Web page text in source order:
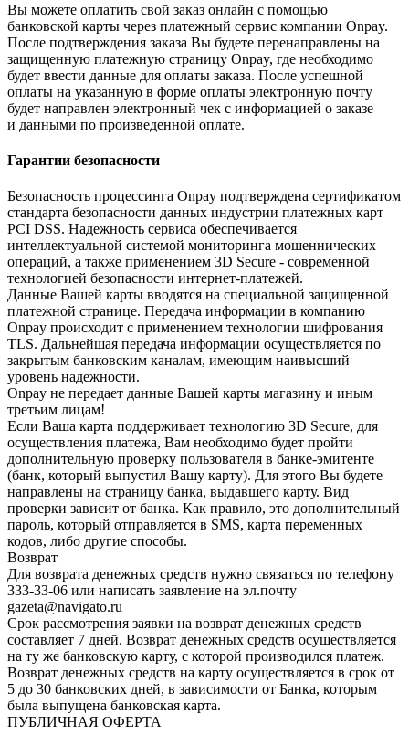
Вы можете оплатить свой заказ онлайн с помощью
банковской карты через платежный сервис компании Onpay.
После подтверждения заказа Вы будете перенаправлены на
защищенную платежную страницу Onpay, где необходимо
будет ввести данные для оплаты заказа. После успешной
оплаты на указанную в форме оплаты электронную почту
будет направлен электронный чек с информацией о заказе
и данными по произведенной оплате.
Гарантии безопасности
Безопасность процессинга Onpay подтверждена сертификатом
стандарта безопасности данных индустрии платежных карт
PCI DSS. Надежность сервиса обеспечивается
интеллектуальной системой мониторинга мошеннических
операций, а также применением 3D Secure - современной
технологией безопасности интернет-платежей.
Данные Вашей карты вводятся на специальной защищенной
платежной странице. Передача информации в компанию
Onpay происходит с применением технологии шифрования
TLS. Дальнейшая передача информации осуществляется по
закрытым банковским каналам, имеющим наивысший
уровень надежности.
Onpay не передает данные Вашей карты магазину и иным
третьим лицам!
Если Ваша карта поддерживает технологию 3D Secure, для
осуществления платежа, Вам необходимо будет пройти
дополнительную проверку пользователя в банке-эмитенте
(банк, который выпустил Вашу карту). Для этого Вы будете
направлены на страницу банка, выдавшего карту. Вид
проверки зависит от банка. Как правило, это дополнительный
пароль, который отправляется в SMS, карта переменных
кодов, либо другие способы.
Возврат
Для возврата денежных средств нужно связаться по телефону
333-33-06 или написать заявление на эл.почту
gazeta@navigato.ru
Срок рассмотрения заявки на возврат денежных средств
составляет 7 дней. Возврат денежных средств осуществляется
на ту же банковскую карту, с которой производился платеж.
Возврат денежных средств на карту осуществляется в срок от
5 до 30 банковских дней, в зависимости от Банка, которым
была выпущена банковская карта.
ПУБЛИЧНАЯ ОФЕРТА